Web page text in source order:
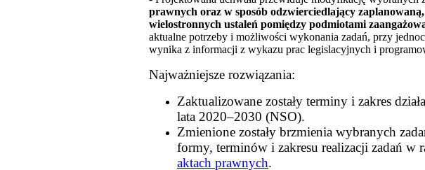
prawnych oraz w sposób odzwierciedlający
wielostronnych ustaleń pomiędzy podmiotami
aktualne potrzeby i możliwości wykonania zadań, przy
wynika z informacji z wykazu prac legislacyjnych i
Najważniejsze rozwiązania:
Zaktualizowane zostały terminy i zakres
lata 2020–2030 (NSO).
Zmienione zostały brzmienia wybranych
formy, terminów i zakresu realizacji zadań w
aktach prawnych.